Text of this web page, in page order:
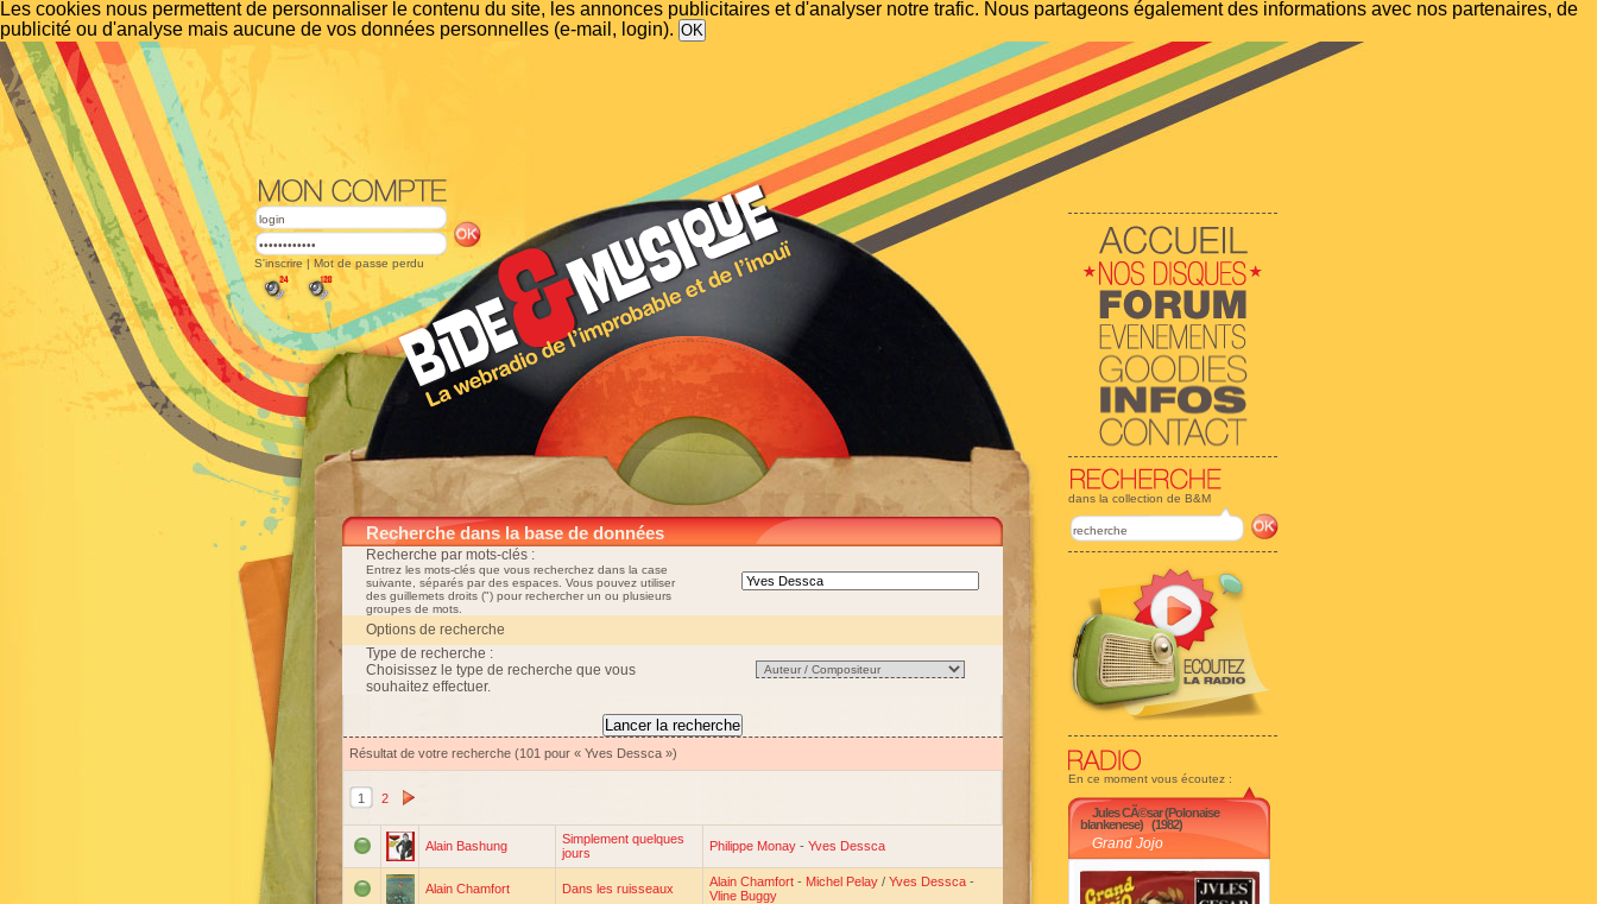
Les cookies nous permettent de personnaliser le contenu du site, les annonces publicitaires et d'analyser notre trafic. Nous partageons également des informations avec nos partenaires, de
publicité ou d'analyse mais aucune de vos données personnelles (e-mail, login).
dans la collection de B&M
En ce moment vous écoutez :
Jules CÃ©sar (Polonaise
blankenese) (1982)
Grand Jojo
S'inscrire | Mot de passe perdu
Recherche dans la base de données
Recherche par mots-clés :
Entrez les mots-clés que vous recherchez dans la case
suivante, séparés par des espaces. Vous pouvez utiliser
des guillemets droits (") pour rechercher un ou plusieurs
groupes de mots.
Options de recherche
Type de recherche :
Choisissez le type de recherche que vous
souhaitez effectuer.
Résultat de votre recherche (101 pour « Yves Dessca »)
1 2
Alain Bashung
Simplement quelques
jours
Philippe Monay - Yves Dessca
Alain Chamfort Dans les ruisseaux Alain Chamfort - Michel Pelay / Yves Dessca -
Vline Buggy